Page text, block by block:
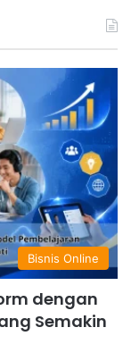
Bisnis Online
dengan
Semakin